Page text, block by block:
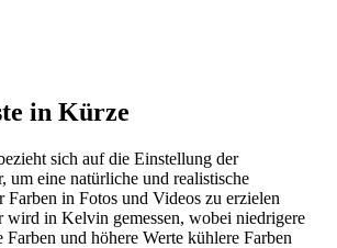
in Kürze
sich auf die Einstellung der
um eine natürliche und realistische
Farben in Fotos und Videos zu erzielen
wird in Kelvin gemessen, wobei niedrigere
Farben und höhere Werte kühlere Farben